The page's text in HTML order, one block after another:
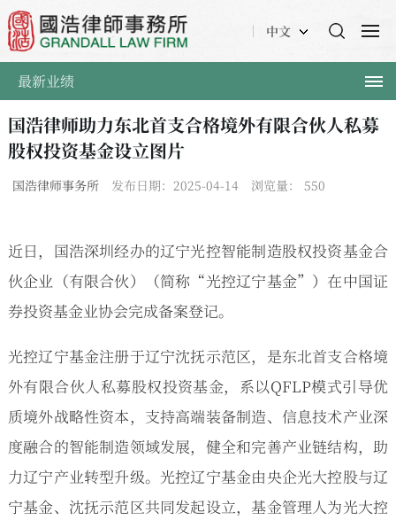
中文
最新业绩
国浩律师助力东北首支合格境外有限合伙人私募
股权投资基金设立图片
国浩律师事务所 发布日期：2025-04-14 浏览量： 550
近日，国浩深圳经办的辽宁光控智能制造股权投资基金合
伙企业（有限合伙）（简称“光控辽宁基金”）在中国证
券投资基金业协会完成备案登记。
光控辽宁基金注册于辽宁沈抚示范区，是东北首支合格境
外有限合伙人私募股权投资基金，系以QFLP模式引导优
质境外战略性资本，支持高端装备制造、信息技术产业深
度融合的智能制造领域发展，健全和完善产业链结构，助
力辽宁产业转型升级。光控辽宁基金由央企光大控股与辽
宁基金、沈抚示范区共同发起设立，基金管理人为光大控